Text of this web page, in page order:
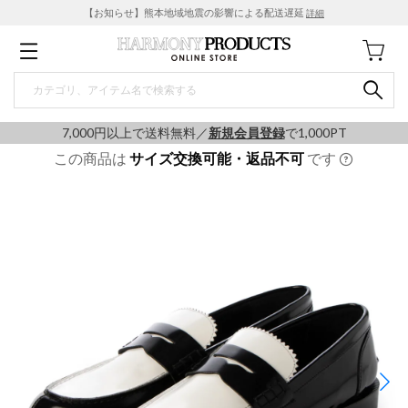
【お知らせ】熊本地域地震の影響による配送遅延 詳細
7,000円以上で送料無料／新規会員登録で1,000PT
この商品は サイズ交換可能・返品不可 です